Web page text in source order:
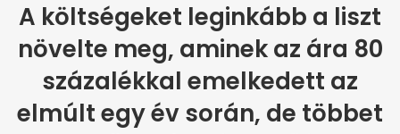
A költségeket leginkább a liszt
növelte meg, aminek az ára 80
százalékkal emelkedett az
elmúlt egy év során, de többet